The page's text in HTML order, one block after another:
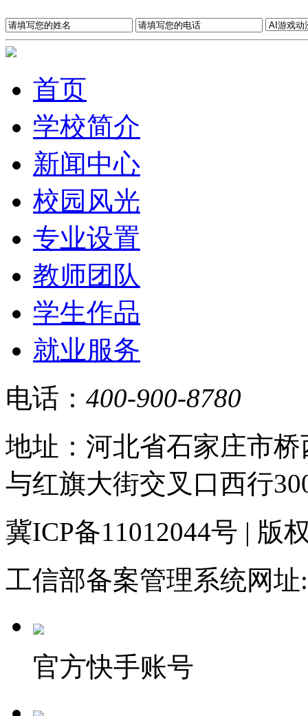
首页
学校简介
新闻中心
校园风光
专业设置
教师团队
学生作品
就业服务
电话： 400-900-8780
地址：河北省石家庄市
与红旗大街交叉口西行
冀ICP备11012044号 | 版
工信部备案管理系统网址:
官方快手账号